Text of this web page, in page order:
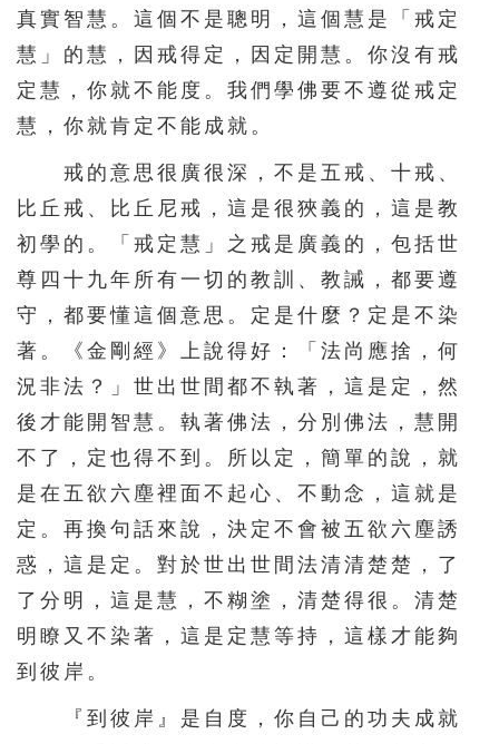
真實智慧。這個不是聰明，這個慧是「戒定
慧」的慧，因戒得定，因定開慧。你沒有戒
定慧，你就不能度。我們學佛要不遵從戒定
慧，你就肯定不能成就。
戒的意思很廣很深，不是五戒、十戒、
比丘戒、比丘尼戒，這是很狹義的，這是教
初學的。「戒定慧」之戒是廣義的，包括世
尊四十九年所有一切的教訓、教誡，都要遵
守，都要懂這個意思。定是什麼？定是不染
著。《金剛經》上說得好：「法尚應捨，何
況非法？」世出世間都不執著，這是定，然
後才能開智慧。執著佛法，分別佛法，慧開
不了，定也得不到。所以定，簡單的說，就
是在五欲六塵裡面不起心、不動念，這就是
定。再換句話來說，決定不會被五欲六塵誘
惑，這是定。對於世出世間法清清楚楚，了
了分明，這是慧，不糊塗，清楚得很。清楚
明瞭又不染著，這是定慧等持，這樣才能夠
到彼岸。
『到彼岸』是自度，你自己的功夫成就